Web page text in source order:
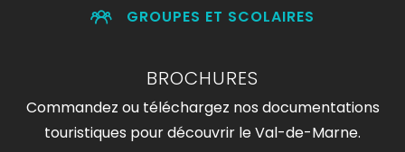
GROUPES ET SCOLAIRES
BROCHURES
Commandez ou téléchargez nos documentations
touristiques pour découvrir le Val-de-Marne.